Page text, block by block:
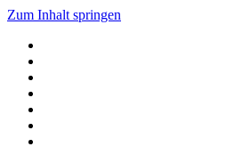
Zum Inhalt springen